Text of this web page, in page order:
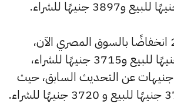
وشهد سعر عيار 21 انخفاضًا بالسوق المصري الآن،
حيث بلغ 3735 جنيهًا للبيع و3715 جنيهًا للشراء،
منخفضًا بمقدار 5 جنيهات عن التحديث السابق، حيث